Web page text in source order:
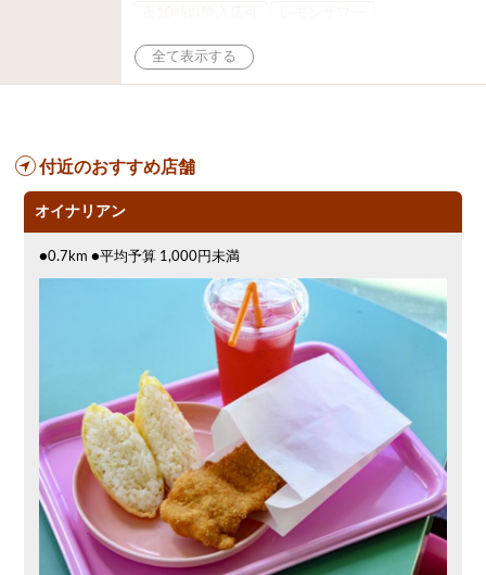
大部屋30名 大部屋20名
オリオン
付近のおすすめ店舗
オイナリアン
●0.7km ●平均予算 1,000円未満